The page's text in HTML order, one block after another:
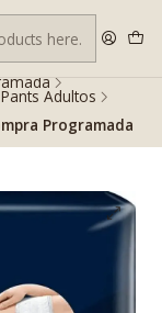
las condiciones.
Adultos
Programada